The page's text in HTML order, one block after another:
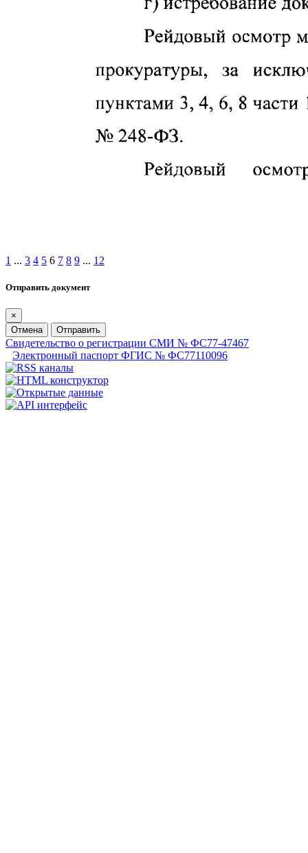
1 ... 3 4 5 6 7 8 9 ... 12
Отправить документ
×
Отмена
Отправить
Свидетельство о регистрации СМИ № ФС77-47467
Электронный паспорт ФГИС № ФС77110096